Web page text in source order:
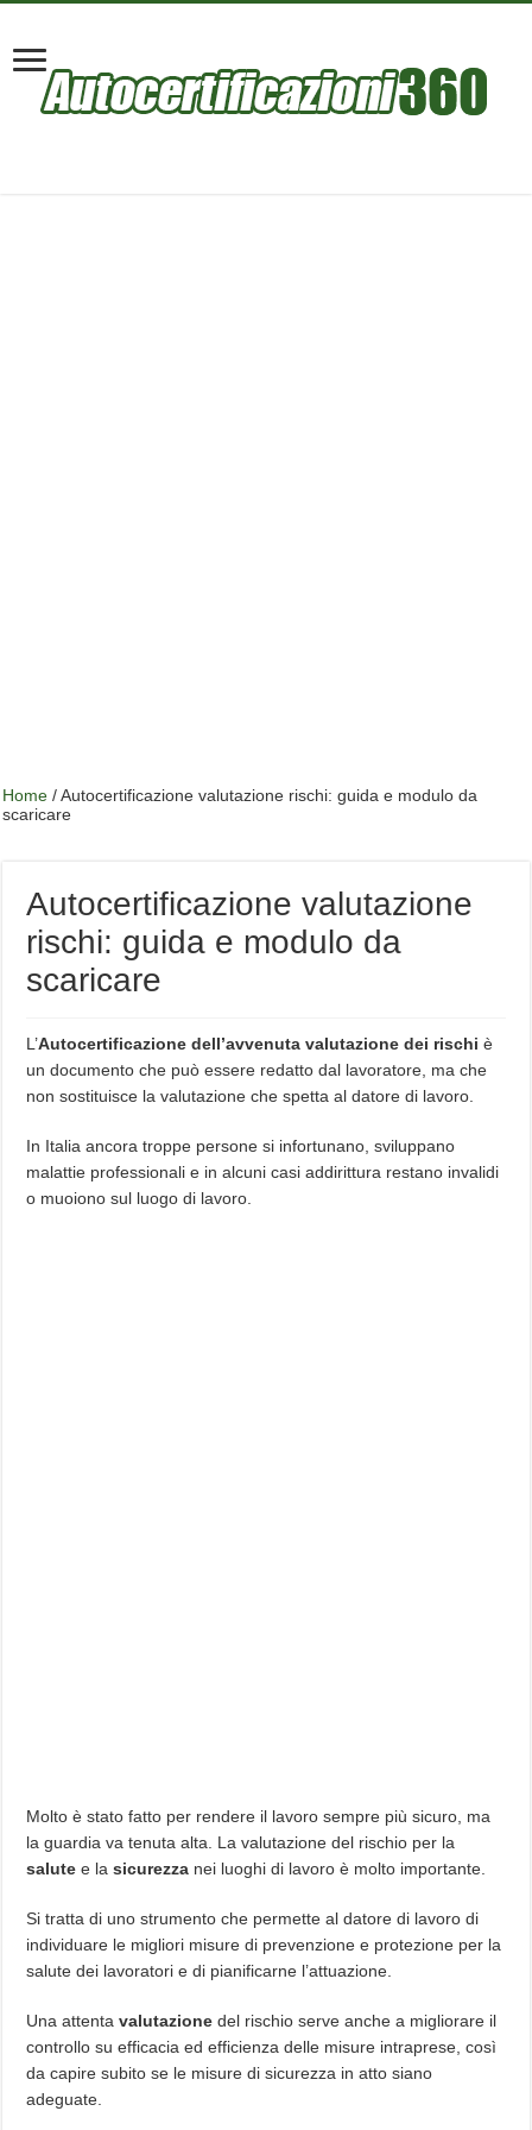
Home /Autocertificazione valutazione rischi: guida e modulo da
scaricare
Autocertificazione valutazione
rischi: guida e modulo da
scaricare
L’Autocertificazione dell’avvenuta valutazione dei rischi è
un documento che può essere redatto dal lavoratore, ma che
non sostituisce la valutazione che spetta al datore di lavoro.
In Italia ancora troppe persone si infortunano, sviluppano
malattie professionali e in alcuni casi addirittura restano invalidi
o muoiono sul luogo di lavoro.
Molto è stato fatto per rendere il lavoro sempre più sicuro, ma
la guardia va tenuta alta. La valutazione del rischio per la
salute e lasicurezza nei luoghi di lavoro è molto importante.
Si tratta di uno strumento che permette al datore di lavoro di
individuare le migliori misure di prevenzione e protezione per la
salute dei lavoratori e di pianificarne l’attuazione.
Una attentavalutazione del rischio serve anche a migliorare il
controllo su efficacia ed efficienza delle misure intraprese, così
da capire subito se le misure di sicurezza in atto siano
adeguate.